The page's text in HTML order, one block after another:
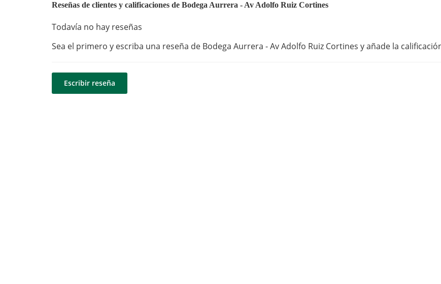
Reseñas de clientes y calificaciones de Bodega Aurrera - Av Adolfo Ruiz Cortines
Todavía no hay reseñas
Sea el primero y escriba una reseña de Bodega Aurrera - Av Adolfo Ruiz Cortines y añade la
Escribir reseña